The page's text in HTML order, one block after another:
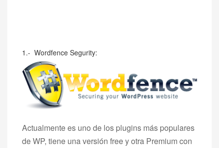
1.- Wordfence Segurity:
Actualmente es uno de los plugins más populares
de WP, tiene una versión free y otra Premium con